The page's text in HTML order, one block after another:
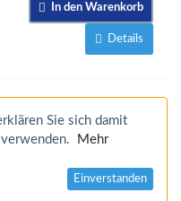
In den Warenkorb
Details
Sie sich damit
Mehr
Einverstanden